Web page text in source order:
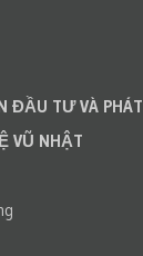
ĐẦU TƯ VÀ PHÁT
VŨ NHẬT